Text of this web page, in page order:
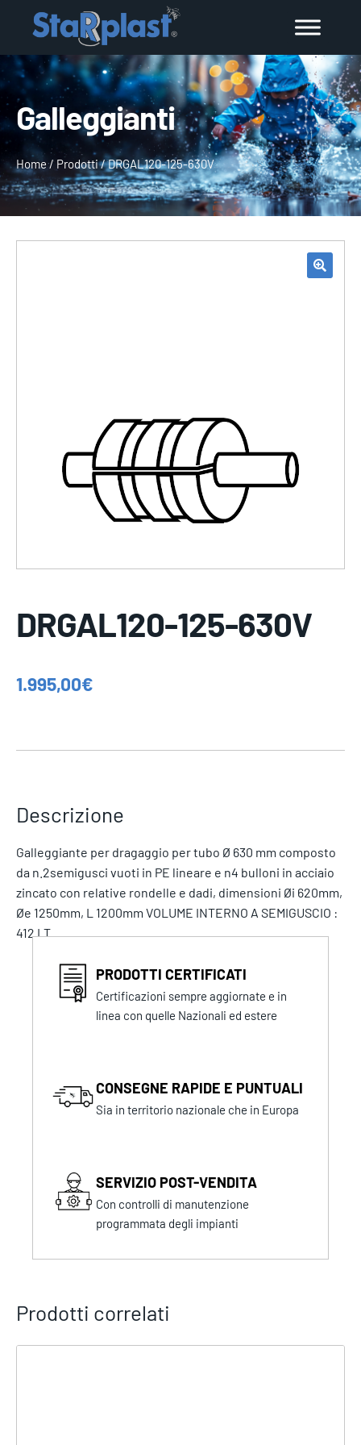
Galleggianti
Home/ Prodotti/DRGAL120-125-630V
DRGAL120-125-630V
1.995,00€
Descrizione
Galleggiante per dragaggio per tubo Ø 630 mm composto
da n.2semigusci vuoti in PE lineare e n4 bulloni in acciaio
zincato con relative rondelle e dadi, dimensioni Øi 620mm,
Øe 1250mm, L 1200mm VOLUME INTERNO A SEMIGUSCIO :
412 LT
PRODOTTI CERTIFICATI
Certificazioni sempre aggiornate e in
linea con quelle Nazionali ed estere
CONSEGNE RAPIDE E PUNTUALI
Sia in territorio nazionale che in Europa
SERVIZIO POST-VENDITA
Con controlli di manutenzione
programmata degli impianti
Prodotti correlati